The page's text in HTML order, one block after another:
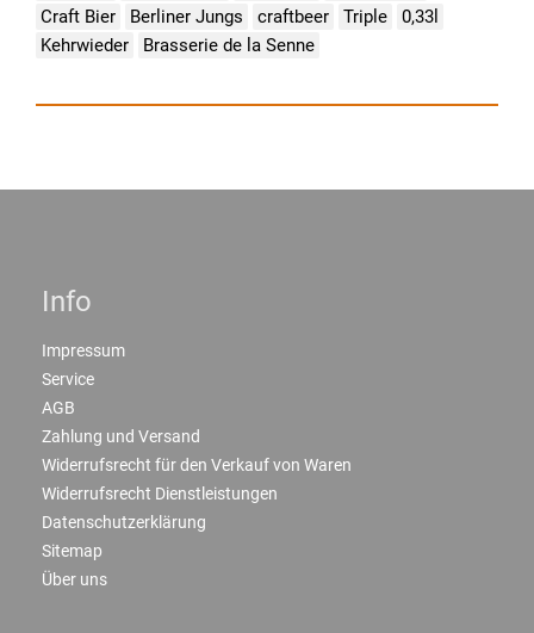
Craft Bier
Berliner Jungs craftbeer Triple
0,33l
Kehrwieder
Brasserie de la Senne
Info
Impressum
Service
AGB
Zahlung und Versand
Widerrufsrecht für den Verkauf von Waren
Widerrufsrecht Dienstleistungen
Datenschutzerklärung
Sitemap
Über uns